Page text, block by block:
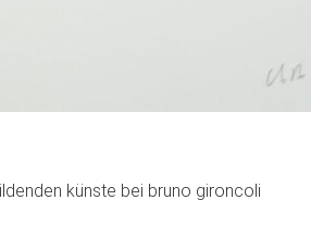
künste bei bruno gironcoli